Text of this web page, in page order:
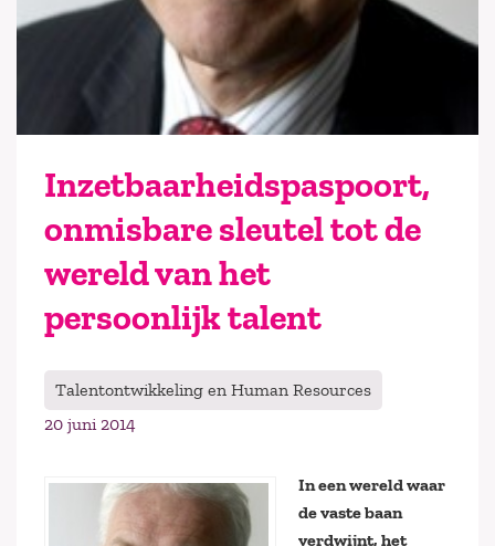
Inzetbaarheidspaspoort,
onmisbare sleutel tot de
wereld van het
persoonlijk talent
Talentontwikkeling en Human Resources
20 juni 2014
In een wereld waar
de vaste baan
verdwijnt, het